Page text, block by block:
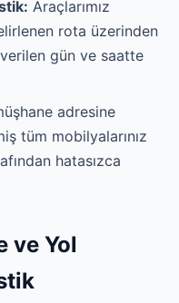
Araçlarımız
rota üzerinden
gün ve saatte
adresine
tüm mobilyalarınız
hatasızca
ve Yol